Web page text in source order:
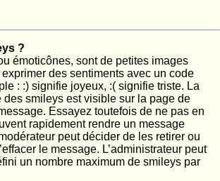
?
émoticônes, sont de petites images
des sentiments avec un code
: :) signifie joyeux, :( signifie triste. La
des smileys est visible sur la page de
Essayez toutefois de ne pas en
rapidement rendre un message
peut décider de les retirer ou
le message. L’administrateur peut
un nombre maximum de smileys par